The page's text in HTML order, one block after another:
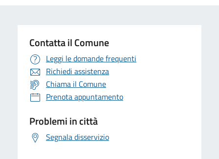
Contatta il Comune
Leggi le domande frequenti
Richiedi assistenza
Chiama il Comune
Prenota appuntamento
Problemi in città
Segnala disservizio